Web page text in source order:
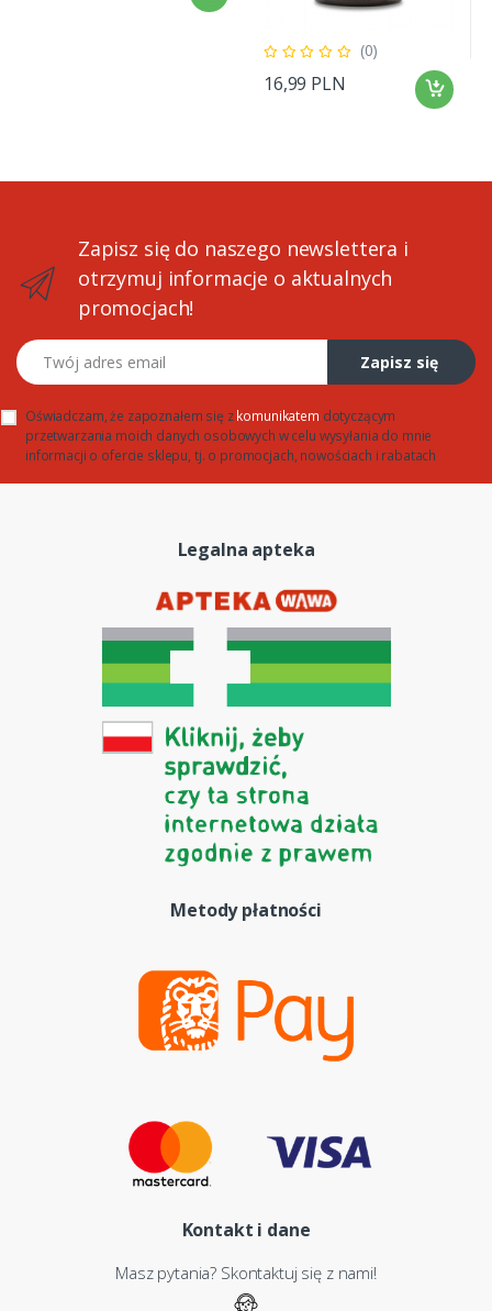
(0)
16,99 PLN
Zapisz się do naszego newslettera i
otrzymuj informacje o aktualnych
promocjach!
Twój adres email
Zapisz się
Oświadczam, że zapoznałem się zkomunikatem dotyczącym
przetwarzania moich danych osobowych w celu wysyłania do mnie
informacji o ofercie sklepu, tj. o promocjach, nowościach i rabatach
Legalna apteka
Metody płatności
Kontakt i dane
Masz pytania? Skontaktuj się z nami!